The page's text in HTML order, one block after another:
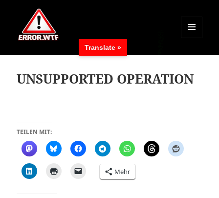
MENÜ
WIDGETS
UNSUPPORTED OPERATION
TEILEN MIT:
Mehr
Translate »